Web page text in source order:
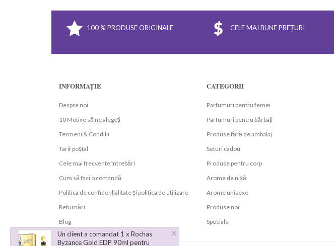
100 % PRODUSE ORIGINALE CELE MAI BUNE PREȚURI
INFORMAȚIE
Despre noi
10 Motive să ne alegeți
Termeni & Condiții
Tarif poștal
Cele mai frecvente întrebări
Cum să faci o comandă
Politica de confidențialitate și politica de utilizare
Returnări
Blog
CATEGORII
Parfumuri pentru femei
Parfumuri pentru bărbați
Produse fără de ambalaj
Seturi cadou
Produse pentru corp
Arome de nișă
Arome unisexe
Produse noi
Speciale
×
Un client a comandat 1 x Rochas
Byzance Gold EDP 90ml pentru